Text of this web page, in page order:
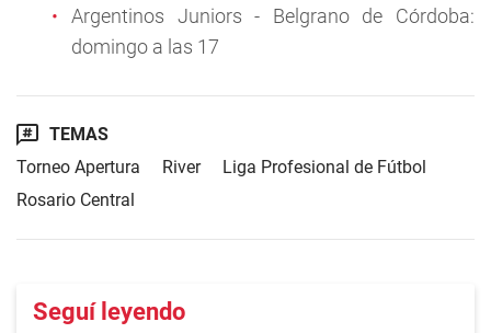
Argentinos Juniors - Belgrano de Córdoba:
domingo a las 17
TEMAS
Torneo Apertura
River
Liga Profesional de Fútbol
Rosario Central
Seguí leyendo